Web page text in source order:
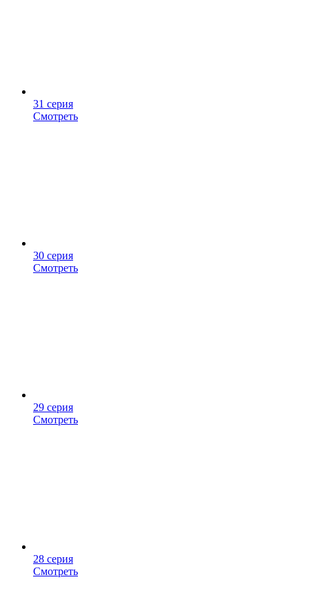
31 серия
Смотреть
30 серия
Смотреть
29 серия
Смотреть
28 серия
Смотреть